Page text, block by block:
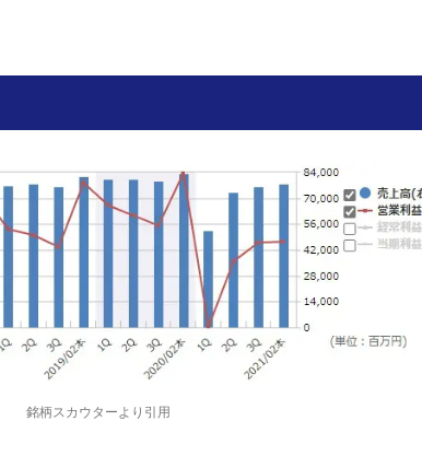
銘柄スカウターより引用